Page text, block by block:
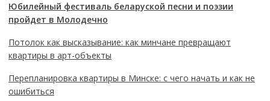
Юбилейный фестиваль беларуской песни и поэзии
пройдет в Молодечно
Потолок как высказывание: как минчане превращают
квартиры в арт-объекты
Перепланировка квартиры в Минске: с чего начать и как не
ошибиться